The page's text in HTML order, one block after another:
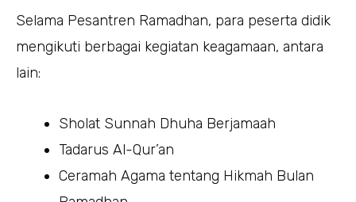
Selama Pesantren Ramadhan, para peserta didik
mengikuti berbagai kegiatan keagamaan, antara
lain:
Sholat Sunnah Dhuha Berjamaah
Tadarus Al-Qur’an
Ceramah Agama tentang Hikmah Bulan